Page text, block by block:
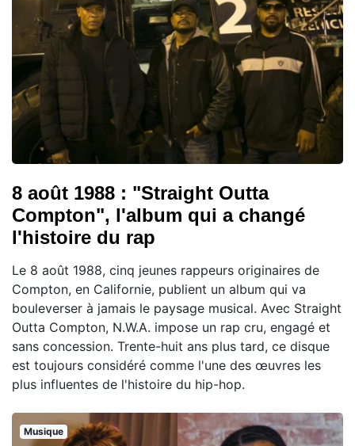
8 août 1988 : "Straight Outta
Compton", l'album qui a changé
l'histoire du rap
Le 8 août 1988, cinq jeunes rappeurs originaires de
Compton, en Californie, publient un album qui va
bouleverser à jamais le paysage musical. Avec Straight
Outta Compton, N.W.A. impose un rap cru, engagé et
sans concession. Trente-huit ans plus tard, ce disque
est toujours considéré comme l'une des œuvres les
plus influentes de l'histoire du hip-hop.
Musique